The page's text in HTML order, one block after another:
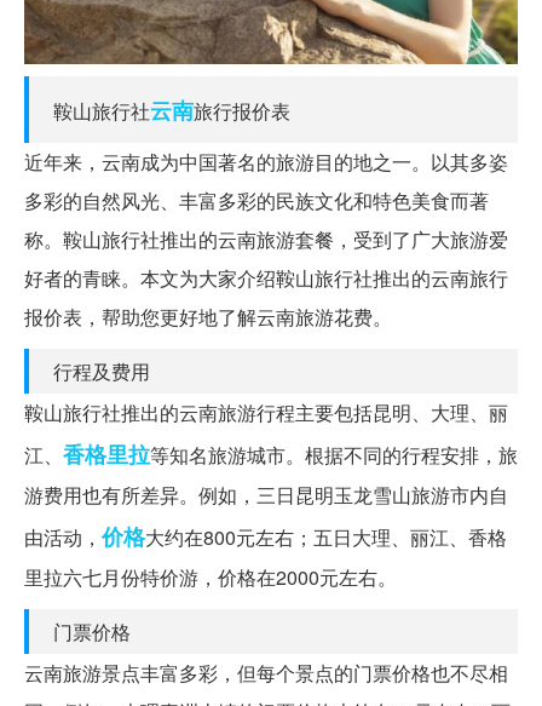
鞍山旅行社云南旅行报价表
近年来，云南成为中国著名的旅游目的地之一。以其多姿
多彩的自然风光、丰富多彩的民族文化和特色美食而著
称。鞍山旅行社推出的云南旅游套餐，受到了广大旅游爱
好者的青睐。本文为大家介绍鞍山旅行社推出的云南旅行
报价表，帮助您更好地了解云南旅游花费。
行程及费用
鞍山旅行社推出的云南旅游行程主要包括昆明、大理、丽
江、 香格里拉等知名旅游城市。根据不同的行程安排，旅
游费用也有所差异。例如，三日昆明玉龙雪山旅游市内自
由活动，价格大约在800元左右；五日大理、丽江、香格
里拉六七月份特价游，价格在2000元左右。
门票价格
云南旅游景点丰富多彩，但每个景点的门票价格也不尽相